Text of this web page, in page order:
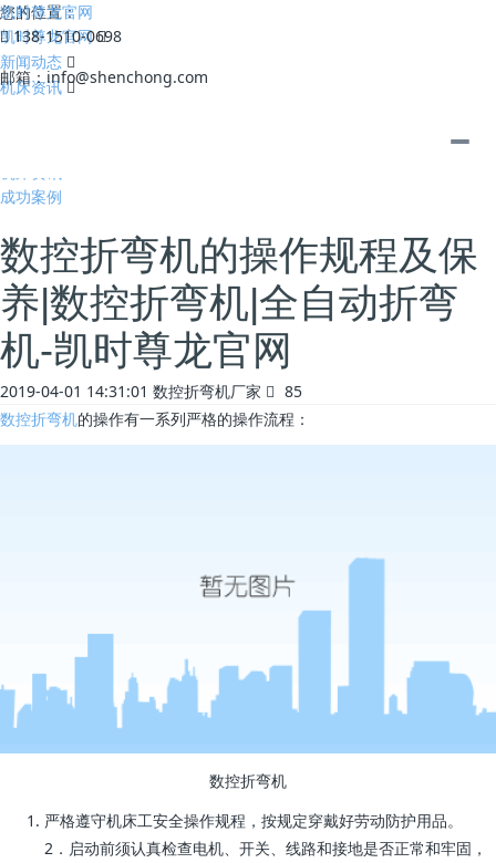
凯时尊龙官网
138-1510-0698
邮箱：info@shenchong.com
您的位置：
凯时尊龙官网
新闻动态
机床资讯
成功案例
数控折弯机的操作规程及保
养|数控折弯机|全自动折弯
机-凯时尊龙官网
2019-04-01 14:31:01 数控折弯机厂家
85
数控折弯机的操作有一系列严格的操作流程：
数控折弯机
严格遵守机床工安全操作规程，按规定穿戴好劳动防护用品。
2．启动前须认真检查电机、开关、线路和接地是否正常和牢固，